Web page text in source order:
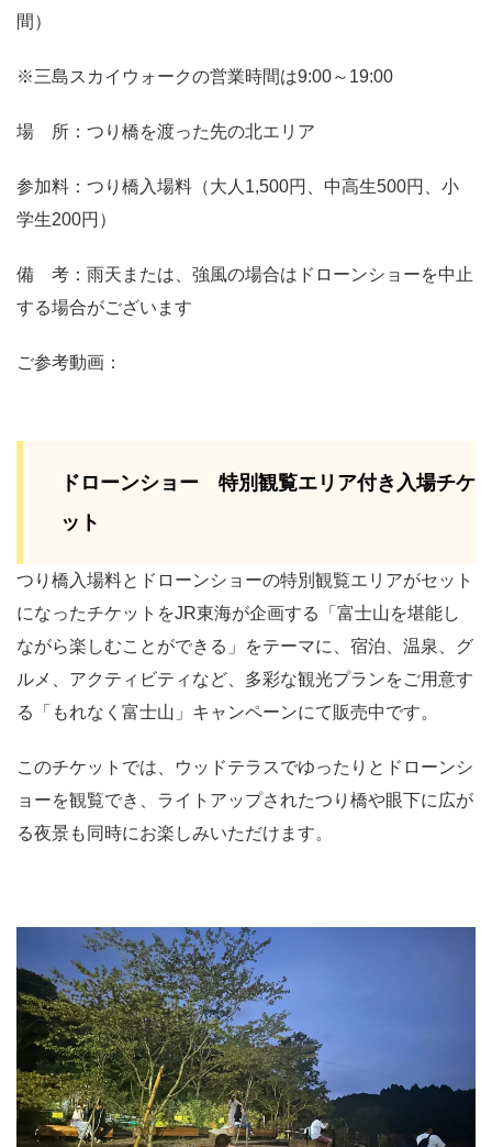
間）
※三島スカイウォークの営業時間は9:00～19:00
場 所：つり橋を渡った先の北エリア
参加料：つり橋入場料（大人1,500円、中高生500円、小
学生200円）
備 考：雨天または、強風の場合はドローンショーを中止
する場合がございます
ご参考動画：
ドローンショー 特別観覧エリア付き入場チケ
ット
つり橋入場料とドローンショーの特別観覧エリアがセット
になったチケットをJR東海が企画する「富士山を堪能し
ながら楽しむことができる」をテーマに、宿泊、温泉、グ
ルメ、アクティビティなど、多彩な観光プランをご用意す
る「もれなく富士山」キャンペーンにて販売中です。
このチケットでは、ウッドテラスでゆったりとドローンシ
ョーを観覧でき、ライトアップされたつり橋や眼下に広が
る夜景も同時にお楽しみいただけます。